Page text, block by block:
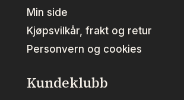
Min side
Kjøpsvilkår, frakt og retur
Personvern og cookies
Kundeklubb